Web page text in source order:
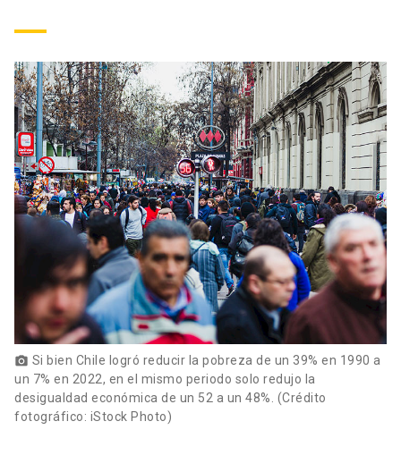
Alumni launch
Padres y familia
Vecinos launch
Mi Portal UC launch
Medios Biblioteca launch
Donaciones launch
photo_camera Si bien Chile logró reducir la pobreza de un 39% en 1990 a
un 7% en 2022, en el mismo periodo solo redujo la
desigualdad económica de un 52 a un 48%. (Crédito
fotográfico: iStock Photo)